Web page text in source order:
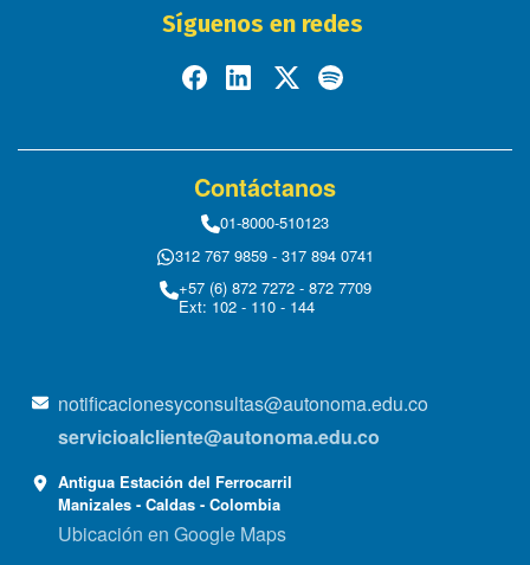
Síguenos en redes
Contáctanos
01-8000-510123
312 767 9859 - 317 894 0741
+57 (6) 872 7272 - 872 7709
Ext: 102 - 110 - 144
notificacionesyconsultas@autonoma.edu.co
servicioalcliente@autonoma.edu.co
Antigua Estación del Ferrocarril
Manizales - Caldas - Colombia
Ubicación en Google Maps